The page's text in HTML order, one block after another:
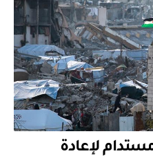
لإعادة